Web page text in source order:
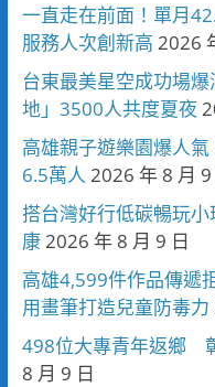
一直走在前面！單月
服務人次創新高 2026
台東最美星空成功場
地」3500人共度夏夜
高雄親子遊樂園爆人
6.5萬人 2026 年 8 月 9
搭台灣好行低碳暢玩
康 2026 年 8 月 9 日
高雄4,599件作品傳遞
用畫筆打造兒童防毒力
498位大專青年返鄉
8 月 9 日